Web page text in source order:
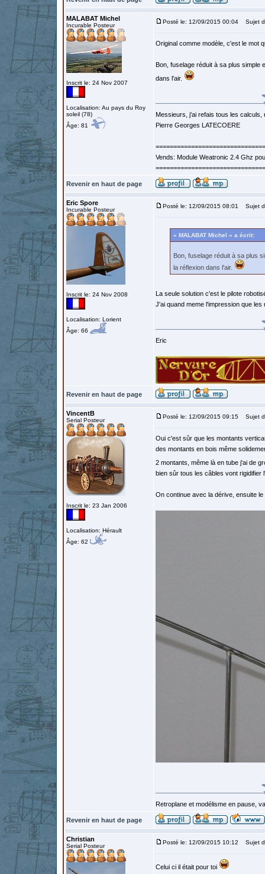
MALABAT Michel
Incurable Posteur
Inscrit le: 24 Nov 2007
Localisation: Au pays du Roy
soleil (78)
Âge: 81
Posté le: 12/09/2015 00:04 Sujet
Original comme modèle, c'est le mot
Bon, fuselage réduit à sa plus simple
dans l'air.
Messieurs, j'ai refais tous les calculs,
Pierre Georges LATECOERE
===============================
Vends: Module Weatronic 2.4 Ghz
===============================
Revenir en haut de page
Eric Spore
Incurable Posteur
Inscrit le: 24 Nov 2008
Localisation: Lorient
Âge: 66
Posté le: 12/09/2015 08:01 Sujet
« MALABAT Michel » a écrit:
Bon, fuselage réduit à sa plus
la réflexion dans l'air.
La seule solution c'est le pilote
J'ai quand meme l'impression que
Eric
Revenir en haut de page
VincentB
Serial Posteur
Inscrit le: 23 Jan 2006
Localisation: Hérault
Âge: 62
Posté le: 12/09/2015 09:15 Sujet
Oui c'est sûr que les montants
des montants en bois même
2 montants, même là en tube j'ai de
bien sûr tous les câbles vont rigidifier
On continue avec la dérive, ensuite le
Retroplane et modélisme en pause,
Revenir en haut de page
Christian
Serial Posteur
Posté le: 12/09/2015 10:12 Sujet
Celui ci il était pour toi